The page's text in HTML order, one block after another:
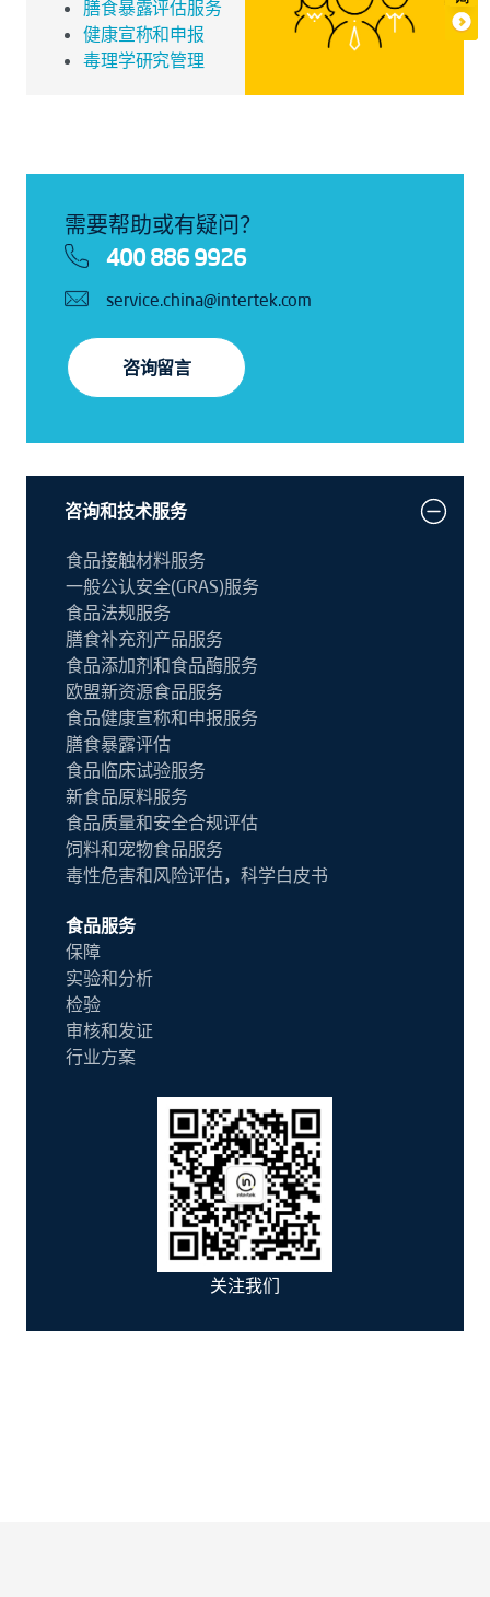
膳食暴露评估服务
健康宣称和申报
毒理学研究管理
需要帮助或有疑问？
400 886 9926
service.china@intertek.com
咨询留言
咨询和技术服务
食品接触材料服务
一般公认安全(GRAS)服务
食品法规服务
膳食补充剂产品服务
食品添加剂和食品酶服务
欧盟新资源食品服务
食品健康宣称和申报服务
膳食暴露评估
食品临床试验服务
新食品原料服务
食品质量和安全合规评估
饲料和宠物食品服务
毒性危害和风险评估，科学白皮书
食品服务
保障
实验和分析
检验
审核和发证
行业方案
关注我们